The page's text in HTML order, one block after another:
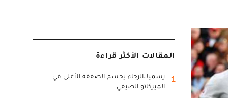
المقالات الأكثر قراءة
1
رسميا..الرجاء يحسم الصفقة الأغلى في
الميركاتو الصيفي